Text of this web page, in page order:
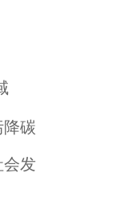
降碳
会发